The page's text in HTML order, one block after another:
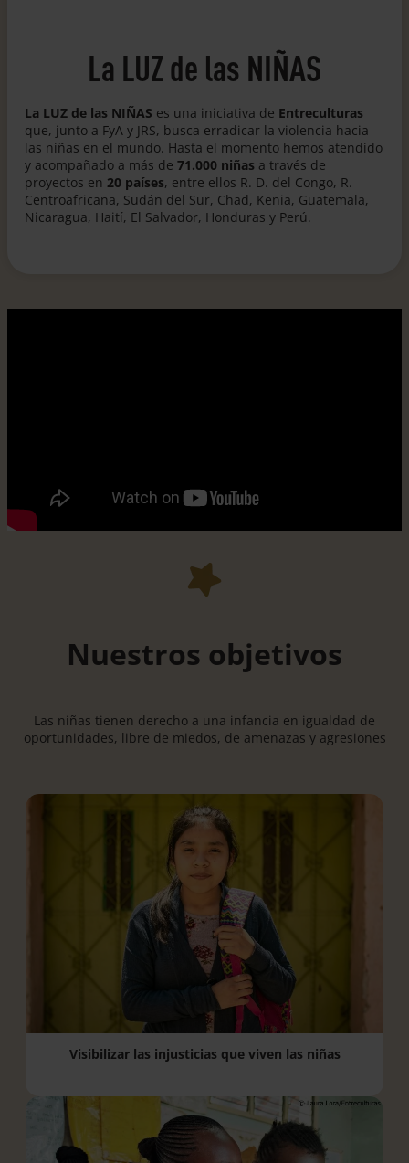
La LUZ de las NIÑAS
La LUZ de las NIÑAS es una iniciativa de Entreculturas
que, junto a FyA y JRS, busca erradicar la violencia hacia
las niñas en el mundo. Hasta el momento hemos atendido
y acompañado a más de71.000 niñas a través de
proyectos en 20 países, entre ellos R. D. del Congo, R.
Centroafricana, Sudán del Sur, Chad, Kenia, Guatemala,
Nicaragua, Haití, El Salvador, Honduras y Perú.
Nuestros objetivos
Las niñas tienen derecho a una infancia en igualdad de
oportunidades, libre de miedos, de amenazas y agresiones
Visibilizar las injusticias que viven las niñas